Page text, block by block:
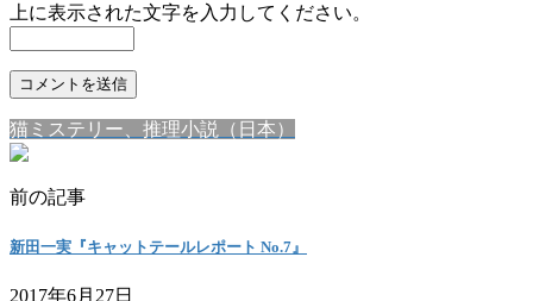
上に表示された文字を入力してください。
猫ミステリー、推理小説（日本）
前の記事
新田一実『キャットテールレポート No.7』
2017年6月27日